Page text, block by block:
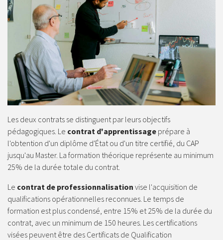
Les deux contrats se distinguent par leurs objectifs
pédagogiques. Le contrat d'apprentissage prépare à
l'obtention d'un diplôme d'État ou d'un titre certifié, du CAP
jusqu'au Master. La formation théorique représente au minimum
25% de la durée totale du contrat.
Le contrat de professionnalisation vise l'acquisition de
qualifications opérationnelles reconnues. Le temps de
formation est plus condensé, entre 15% et 25% de la durée du
contrat, avec un minimum de 150 heures. Les certifications
visées peuvent être des Certificats de Qualification